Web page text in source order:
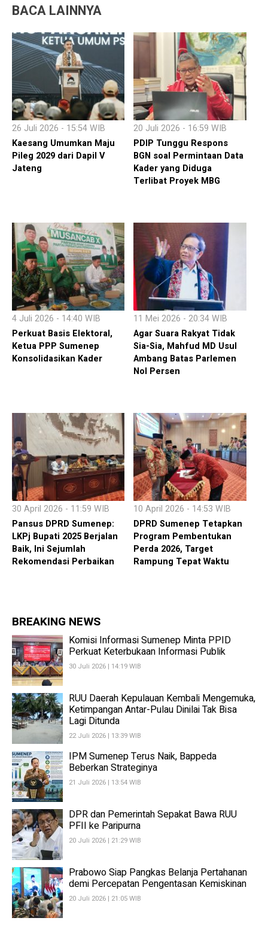
BACA LAINNYA
26 Juli 2026 - 15:54 WIB
Kaesang Umumkan Maju
Pileg 2029 dari Dapil V
Jateng
20 Juli 2026 - 16:59 WIB
PDIP Tunggu Respons
BGN soal Permintaan Data
Kader yang Diduga
Terlibat Proyek MBG
4 Juli 2026 - 14:40 WIB
Perkuat Basis Elektoral,
Ketua PPP Sumenep
Konsolidasikan Kader
11 Mei 2026 - 20:34 WIB
Agar Suara Rakyat Tidak
Sia-Sia, Mahfud MD Usul
Ambang Batas Parlemen
Nol Persen
30 April 2026 - 11:59 WIB
Pansus DPRD Sumenep:
LKPj Bupati 2025 Berjalan
Baik, Ini Sejumlah
Rekomendasi Perbaikan
10 April 2026 - 14:53 WIB
DPRD Sumenep Tetapkan
Program Pembentukan
Perda 2026, Target
Rampung Tepat Waktu
BREAKING NEWS
Komisi Informasi Sumenep Minta PPID
Perkuat Keterbukaan Informasi Publik
30 Juli 2026 | 14:19 WIB
RUU Daerah Kepulauan Kembali Mengemuka,
Ketimpangan Antar-Pulau Dinilai Tak Bisa
Lagi Ditunda
22 Juli 2026 | 13:39 WIB
IPM Sumenep Terus Naik, Bappeda
Beberkan Strateginya
21 Juli 2026 | 13:54 WIB
DPR dan Pemerintah Sepakat Bawa RUU
PFII ke Paripurna
20 Juli 2026 | 21:29 WIB
Prabowo Siap Pangkas Belanja Pertahanan
demi Percepatan Pengentasan Kemiskinan
20 Juli 2026 | 21:05 WIB